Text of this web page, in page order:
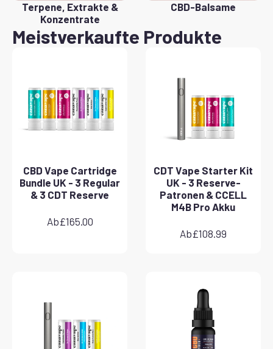
Terpene, Extrakte &
Konzentrate
CBD-Balsame
Meistverkaufte Produkte
CBD Vape Cartridge
Bundle UK - 3 Regular
& 3 CDT Reserve
Ab£165.00
CDT Vape Starter Kit
UK - 3 Reserve-
Patronen & CCELL
M4B Pro Akku
Ab£108.99